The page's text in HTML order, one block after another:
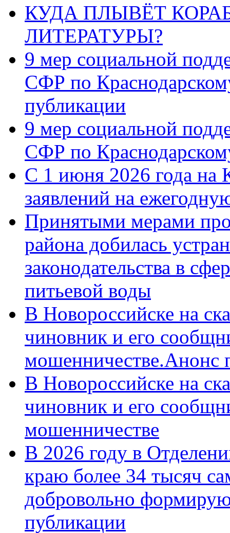
КУДА ПЛЫВЁТ
ЛИТЕРАТУРЫ?
9 мер социальной
СФР по
публикации
9 мер социальной
СФР по
С 1 июня 2026 года на
заявлений на
Принятыми мерами
района добилась
законодательства в
питьевой воды
В Новороссийске на
чиновник и его
мошенничестве.Анонс
В Новороссийске на
чиновник и его
мошенничестве
В 2026 году в
краю более 34 тысяч
добровольно
публикации